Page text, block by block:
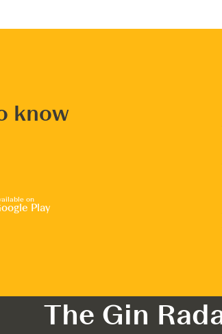
know
on
Play
The Gin